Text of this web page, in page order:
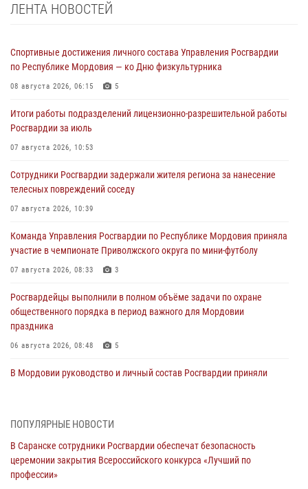
ЛЕНТА НОВОСТЕЙ
Спортивные достижения личного состава Управления Росгвардии
по Республике Мордовия — ко Дню физкультурника
08 августа 2026, 06:15 5
Итоги работы подразделений лицензионно-разрешительной работы
Росгвардии за июль
07 августа 2026, 10:53
Сотрудники Росгвардии задержали жителя региона за нанесение
телесных повреждений соседу
07 августа 2026, 10:39
Команда Управления Росгвардии по Республике Мордовия приняла
участие в чемпионате Приволжского округа по мини-футболу
07 августа 2026, 08:33 3
Росгвардейцы выполнили в полном объёме задачи по охране
общественного порядка в период важного для Мордовии
праздника
06 августа 2026, 08:48 5
В Мордовии руководство и личный состав Росгвардии приняли
06 августа 2026, 08:14 9
В Саранске сотрудники Росгвардии задержали дебошира,
повредившего имущество в кафе
06 августа 2026, 07:03
ПОПУЛЯРНЫЕ НОВОСТИ
В Саранске сотрудники Росгвардии обеспечат безопасность
церемонии закрытия Всероссийского конкурса «Лучший по
профессии»